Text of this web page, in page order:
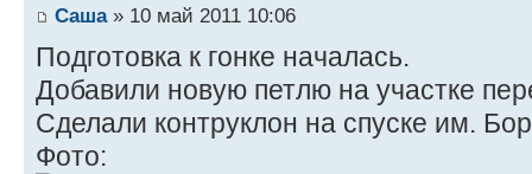
Саша» 10 май 2011 10:06
Подготовка к гонке началась.
Добавили новую петлю на участке
Сделали контруклон на спуске им.
Фото: